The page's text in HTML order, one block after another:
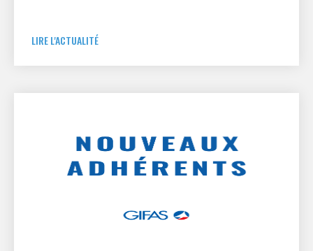
Spatiaux) a également réélu Didier Kayat, Président
LIRE L'ACTUALITÉ